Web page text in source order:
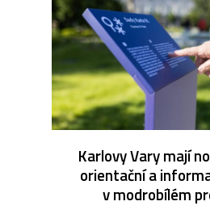
Karlovy Vary mají
orientační a
v modrobílém